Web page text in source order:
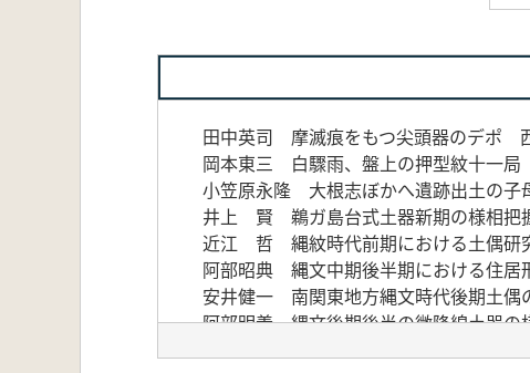
田中英司 摩滅痕をもつ尖頭器のデポ
岡本東三 白驟雨、盤上の押型紋十一局
小笠原永隆 大根志ぼかへ遺跡出土の子
井上 賢 鵜ガ島台式土器新期の様相把
近江 哲 縄紋時代前期における土偶研
阿部昭典 縄文中期後半期における住居
安井健一 南関東地方縄文時代後期土
阿部明義 縄文後期後半の微隆線土器の